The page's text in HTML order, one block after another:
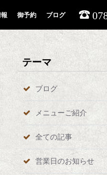
御予約 ブログ
テーマ
ブログ
メニューご紹介
全ての記事
営業日のお知らせ